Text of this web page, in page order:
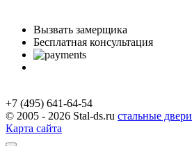
Вызвать замерщика
Бесплатная консультация
+7 (495) 641-64-54
© 2005 - 2026 Stal-ds.ru стальные двери
Карта сайта